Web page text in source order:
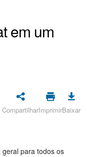
em um
CompartilharImprimirBaixar
para todos os